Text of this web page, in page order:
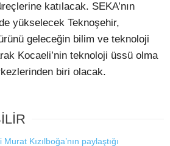
katılacak. SEKA’nın
yükselecek Teknoşehir,
geleceğin bilim ve teknoloji
Kocaeli’nin teknoloji üssü olma
biri olacak.